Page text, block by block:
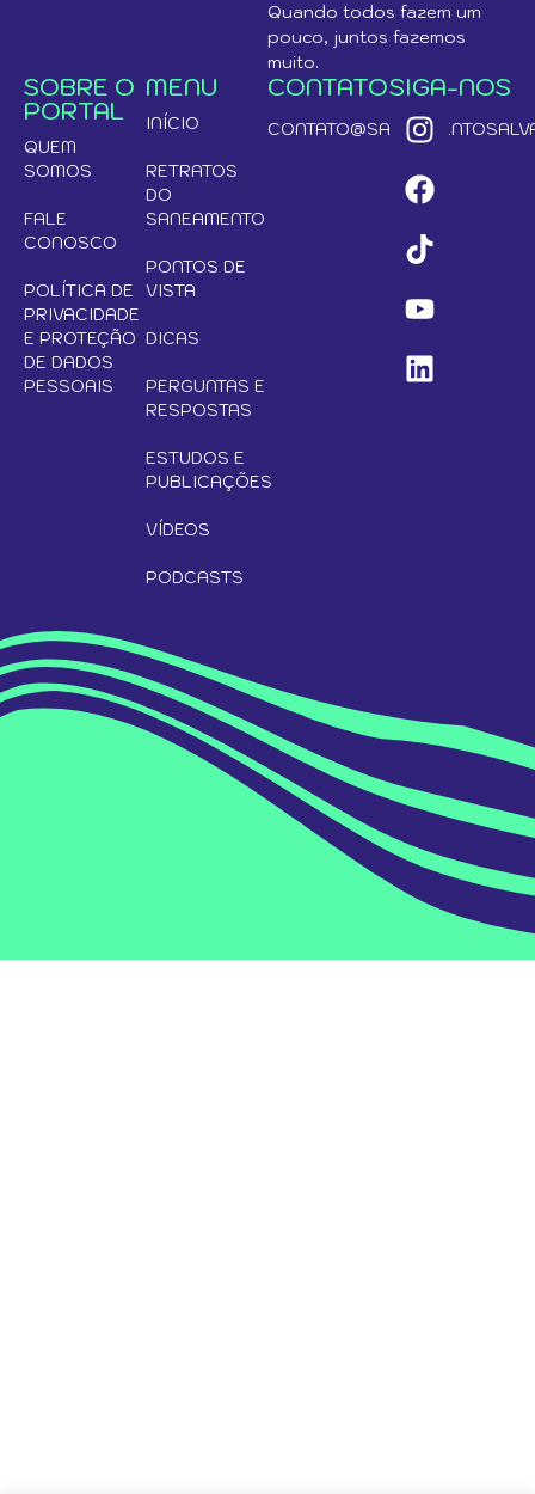
Quando todos fazem um
pouco, juntos fazemos
muito.
SOBRE O
PORTAL
QUEM
SOMOS
FALE
CONOSCO
POLÍTICA DE
PRIVACIDADE
E PROTEÇÃO
DE DADOS
PESSOAIS
MENU
INÍCIO
RETRATOS
DO
SANEAMENTO
PONTOS DE
VISTA
DICAS
PERGUNTAS E
RESPOSTAS
ESTUDOS E
PUBLICAÇÕES
VÍDEOS
PODCASTS
CONTATOSIGA-NOS